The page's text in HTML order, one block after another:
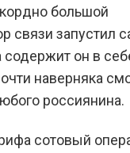
большой
связи запустил
он в
наверняка
россиянина.
сотовый